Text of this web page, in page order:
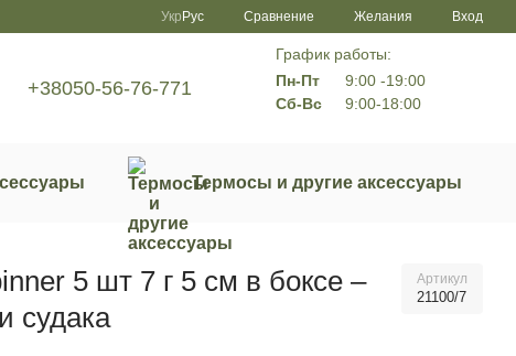
Укр Рус Сравнение Желания Вход
+38050-56-76-771
График работы:
Пн-Пт
9:00 -19:00
Сб-Вс
9:00-18:00
Термосы и другие аксессуары
5 шт 7 г 5 см в боксе –
судака
Артикул
21100/7